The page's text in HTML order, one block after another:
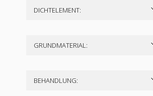
DICHTELEMENT:
GRUNDMATERIAL:
BEHANDLUNG: